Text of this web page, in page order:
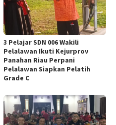
3 Pelajar SDN 006 Wakili
Pelalawan Ikuti Kejurprov
Panahan Riau Perpani
Pelalawan Siapkan Pelatih
Grade C